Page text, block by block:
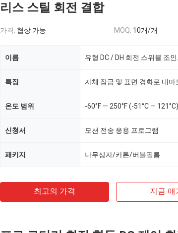
리스 스틸 회전 결합
가격: 협상 가능 MOQ: 10개/개
이름
특징 자체 잠금 및 표면 경화로 내마
온도 범위 -60°F — 250°F (-51°C — 121°C)
신청서 모션 전송 응용 프로그램
패키지 나무상자/카톤/버블필름
최고의 가격 지금 얘